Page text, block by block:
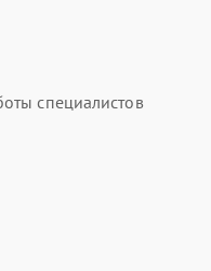
специалистов